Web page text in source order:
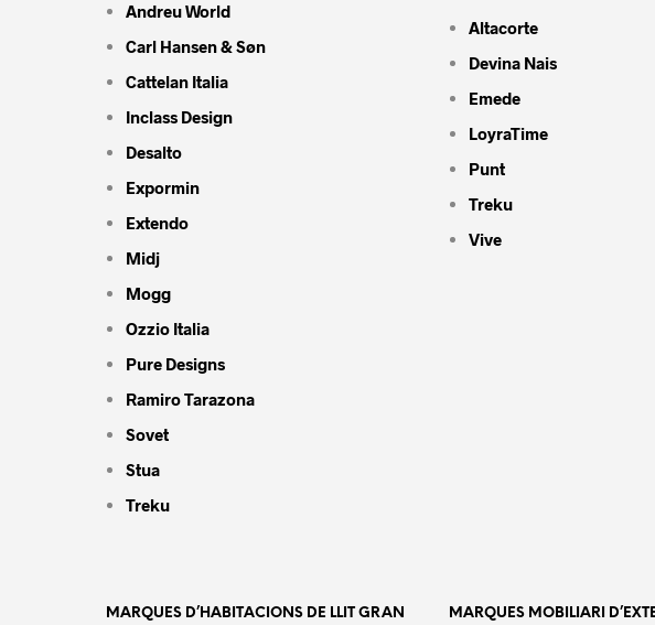
Andreu World
Carl Hansen & Søn
Cattelan Italia
Inclass Design
Desalto
Expormin
Extendo
Midj
Mogg
Ozzio Italia
Pure Designs
Ramiro Tarazona
Sovet
Stua
Treku
Altacorte
Devina Nais
Emede
LoyraTime
Punt
Treku
Vive
MARQUES D’HABITACIONS DE LLIT GRAN MARQUES MOBILIARI